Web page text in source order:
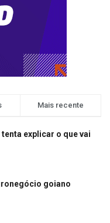
Mais recente
tenta explicar o que vai
goiano